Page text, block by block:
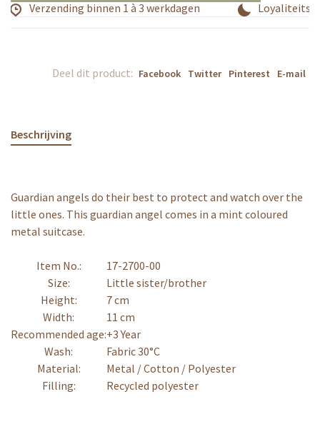
Verzending binnen 1 à 3 werkdagen
Deel dit product: Facebook Twitter Pinterest E-mail
Beschrijving
Guardian angels do their best to protect and watch over the
little ones. This guardian angel comes in a mint coloured
metal suitcase.
Item No.:
17-2700-00
Size:
Little sister/brother
Height:
7 cm
Width:
11 cm
Recommended age:+3 Year
Wash:
Fabric 30°C
Material:
Metal / Cotton / Polyester
Filling:
Recycled polyester